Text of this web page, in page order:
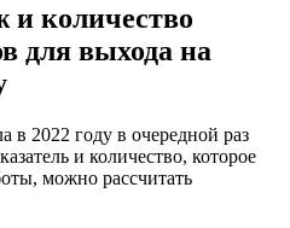
и количество
для выхода на
в 2022 году в очередной раз
и количество, которое
можно рассчитать